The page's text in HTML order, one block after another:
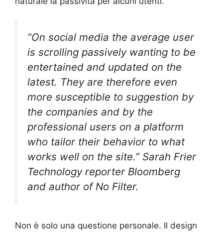
“On social media the average user
is scrolling passively wanting to be
entertained and updated on the
latest. They are therefore even
more susceptible to suggestion by
the companies and by the
professional users on a platform
who tailor their behavior to what
works well on the site.” Sarah Frier
Technology reporter Bloomberg
and author of No Filter.
Non è solo una questione personale. Il design